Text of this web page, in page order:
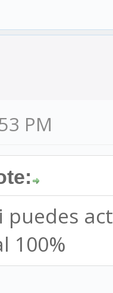
PM
puedes
100%